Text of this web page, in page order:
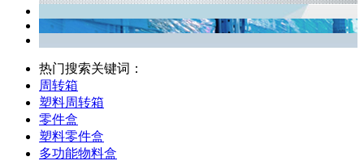
热门搜索关键词：
周转箱
塑料周转箱
零件盒
塑料零件盒
多功能物料盒